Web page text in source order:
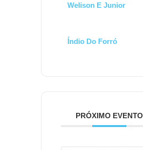
Welison E Junior
Índio Do Forró
PRÓXIMO EVENTO